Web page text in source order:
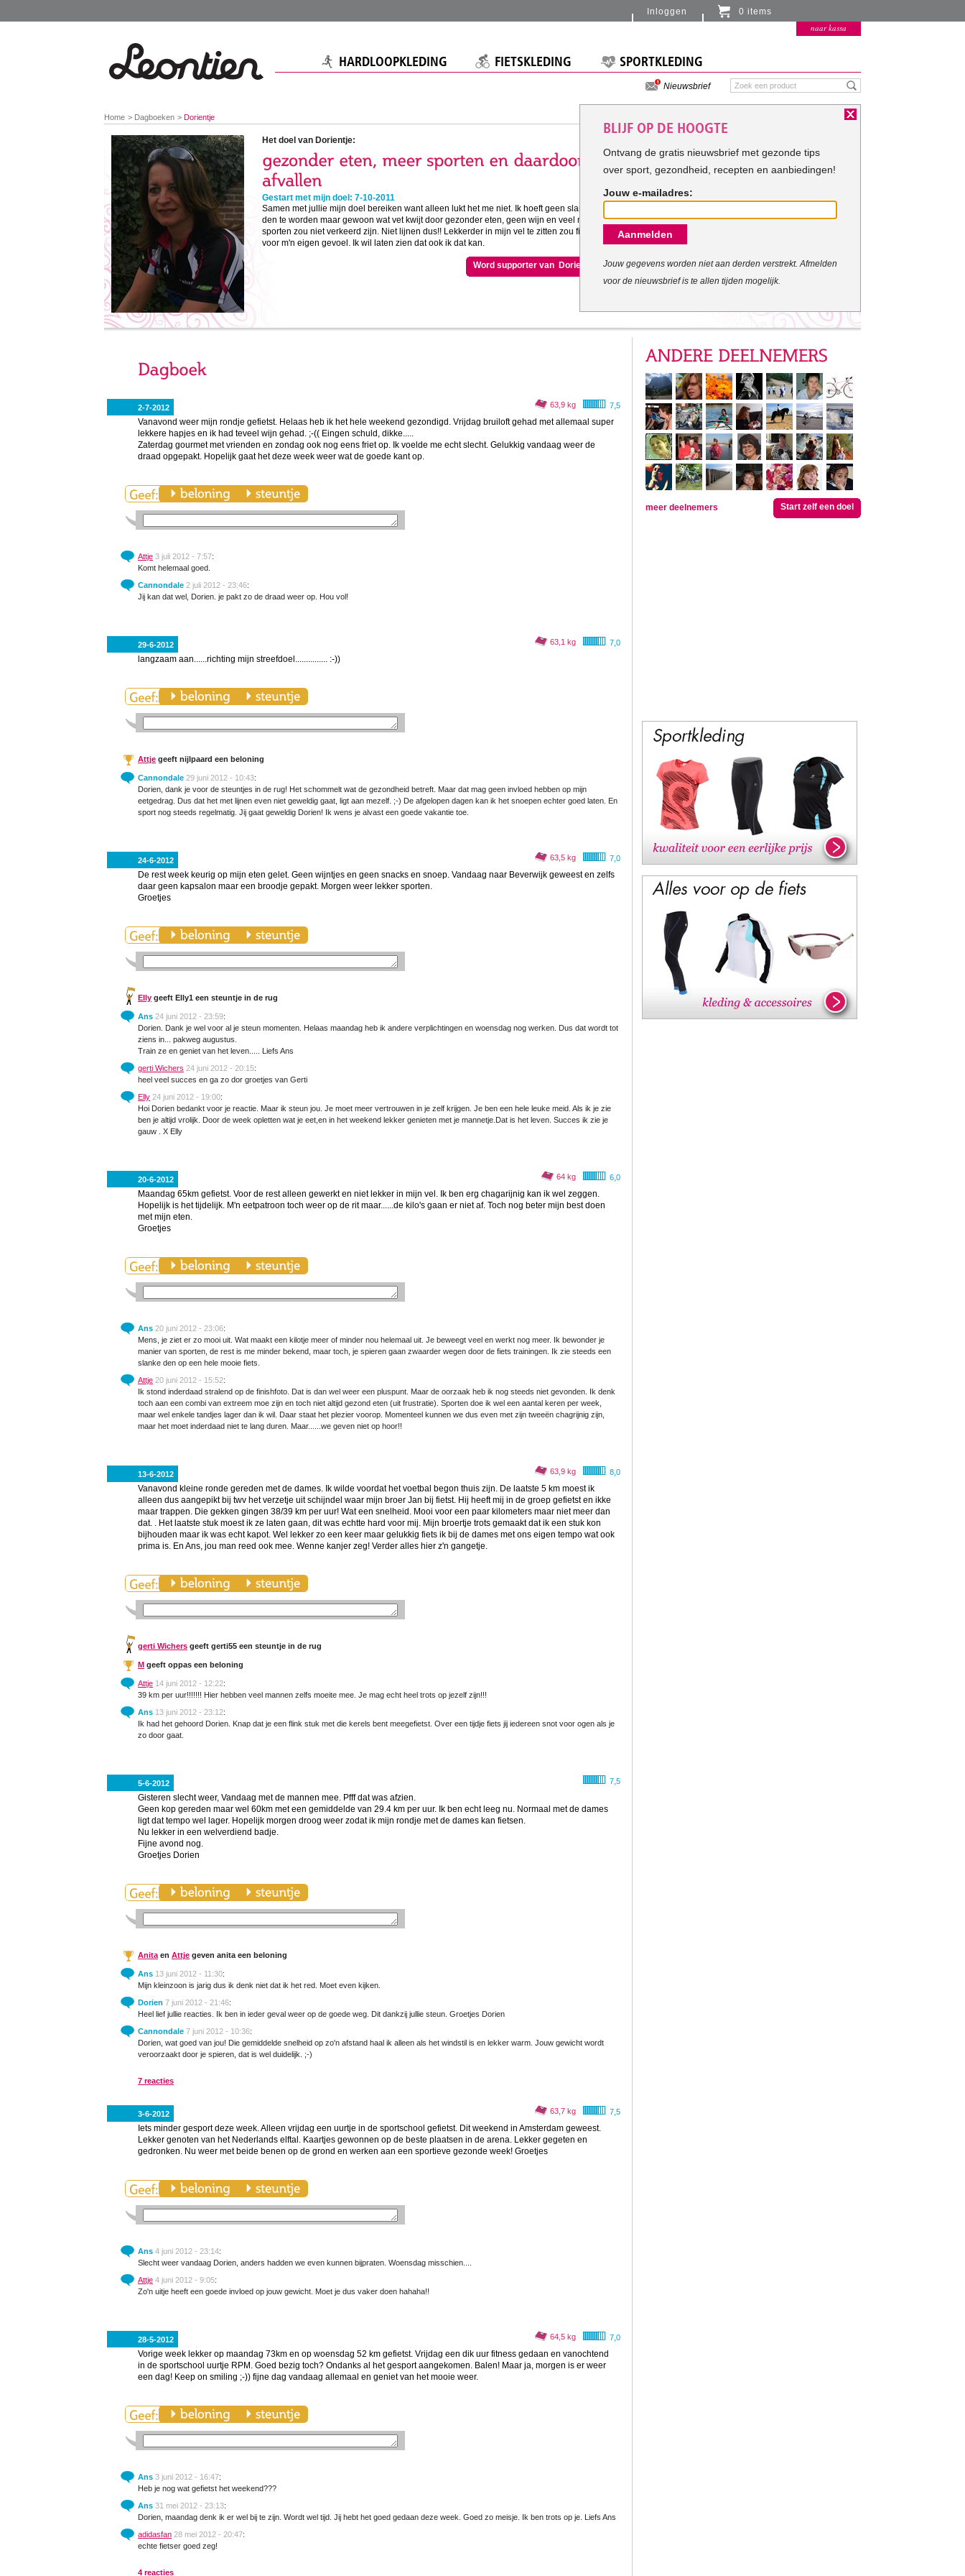
You
are
here:
Home Dagboeken Dorientje
Het doel van Dorientje:
Gestart met mijn doel: 7-10-2011
Samen met jullie mijn doel bereiken want alleen lukt het me niet. Ik hoeft geen slanke
den te worden maar gewoon wat vet kwijt door gezonder eten, geen wijn en veel meer
sporten zou niet verkeerd zijn. Niet lijnen dus!! Lekkerder in mijn vel te zitten zou fijn zijn
voor m'n eigen gevoel. Ik wil laten zien dat ook ik dat kan.
Word supporter van Dorientje
2-7-2012 7,5
63,9 kg
Vanavond weer mijn rondje gefietst. Helaas heb ik het hele weekend gezondigd. Vrijdag bruiloft gehad met allemaal super
lekkere hapjes en ik had teveel wijn gehad. ;-(( Eingen schuld, dikke.....
Zaterdag gourmet met vrienden en zondag ook nog eens friet op. Ik voelde me echt slecht. Gelukkig vandaag weer de
draad opgepakt. Hopelijk gaat het deze week weer wat de goede kant op.
Attje 3 juli 2012 - 7:57:
Komt helemaal goed.
Cannondale 2 juli 2012 - 23:46:
Jij kan dat wel, Dorien. je pakt zo de draad weer op. Hou vol!
29-6-2012 7,0
63,1 kg
langzaam aan......richting mijn streefdoel............... :-))
Attje geeft nijlpaard een beloning
Cannondale 29 juni 2012 - 10:43:
Dorien, dank je voor de steuntjes in de rug! Het schommelt wat de gezondheid betreft. Maar dat mag geen invloed hebben op mijn
eetgedrag. Dus dat het met lijnen even niet geweldig gaat, ligt aan mezelf. ;-) De afgelopen dagen kan ik het snoepen echter goed laten. En
sport nog steeds regelmatig. Jij gaat geweldig Dorien! Ik wens je alvast een goede vakantie toe.
24-6-2012 7,0
63,5 kg
De rest week keurig op mijn eten gelet. Geen wijntjes en geen snacks en snoep. Vandaag naar Beverwijk geweest en zelfs
daar geen kapsalon maar een broodje gepakt. Morgen weer lekker sporten.
Groetjes
Elly geeft Elly1 een steuntje in de rug
Ans 24 juni 2012 - 23:59:
Dorien. Dank je wel voor al je steun momenten. Helaas maandag heb ik andere verplichtingen en woensdag nog werken. Dus dat wordt tot
ziens in... pakweg augustus.
Train ze en geniet van het leven..... Liefs Ans
gerti Wichers 24 juni 2012 - 20:15:
heel veel succes en ga zo dor groetjes van Gerti
Elly 24 juni 2012 - 19:00:
Hoi Dorien bedankt voor je reactie. Maar ik steun jou. Je moet meer vertrouwen in je zelf krijgen. Je ben een hele leuke meid. Als ik je zie
ben je altijd vrolijk. Door de week opletten wat je eet,en in het weekend lekker genieten met je mannetje.Dat is het leven. Succes ik zie je
gauw . X Elly
20-6-2012 6,0
64 kg
Maandag 65km gefietst. Voor de rest alleen gewerkt en niet lekker in mijn vel. Ik ben erg chagarijnig kan ik wel zeggen.
Hopelijk is het tijdelijk. M'n eetpatroon toch weer op de rit maar......de kilo's gaan er niet af. Toch nog beter mijn best doen
met mijn eten.
Groetjes
Ans 20 juni 2012 - 23:06:
Mens, je ziet er zo mooi uit. Wat maakt een kilotje meer of minder nou helemaal uit. Je beweegt veel en werkt nog meer. Ik bewonder je
manier van sporten, de rest is me minder bekend, maar toch, je spieren gaan zwaarder wegen door de fiets trainingen. Ik zie steeds een
slanke den op een hele mooie fiets.
Attje 20 juni 2012 - 15:52:
Ik stond inderdaad stralend op de finishfoto. Dat is dan wel weer een pluspunt. Maar de oorzaak heb ik nog steeds niet gevonden. Ik denk
toch aan een combi van extreem moe zijn en toch niet altijd gezond eten (uit frustratie). Sporten doe ik wel een aantal keren per week,
maar wel enkele tandjes lager dan ik wil. Daar staat het plezier voorop. Momenteel kunnen we dus even met zijn tweeën chagrijnig zijn,
maar het moet inderdaad niet te lang duren. Maar......we geven niet op hoor!!
13-6-2012 8,0
63,9 kg
Vanavond kleine ronde gereden met de dames. Ik wilde voordat het voetbal begon thuis zijn. De laatste 5 km moest ik
alleen dus aangepikt bij twv het verzetje uit schijndel waar mijn broer Jan bij fietst. Hij heeft mij in de groep gefietst en ikke
maar trappen. Die gekken gingen 38/39 km per uur! Wat een snelheid. Mooi voor een paar kilometers maar niet meer dan
dat. . Het laatste stuk moest ik ze laten gaan, dit was echtte hard voor mij. Mijn broertje trots gemaakt dat ik een stuk kon
bijhouden maar ik was echt kapot. Wel lekker zo een keer maar gelukkig fiets ik bij de dames met ons eigen tempo wat ook
prima is. En Ans, jou man reed ook mee. Wenne kanjer zeg! Verder alles hier z'n gangetje.
gerti Wichers geeft gerti55 een steuntje in de rug
M geeft oppas een beloning
Attje 14 juni 2012 - 12:22:
39 km per uur!!!!!!! Hier hebben veel mannen zelfs moeite mee. Je mag echt heel trots op jezelf zijn!!!
Ans 13 juni 2012 - 23:12:
Ik had het gehoord Dorien. Knap dat je een flink stuk met die kerels bent meegefietst. Over een tijdje fiets jij iedereen snot voor ogen als je
zo door gaat.
5-6-2012 7,5
Gisteren slecht weer, Vandaag met de mannen mee. Pfff dat was afzien.
Geen kop gereden maar wel 60km met een gemiddelde van 29.4 km per uur. Ik ben echt leeg nu. Normaal met de dames
ligt dat tempo wel lager. Hopelijk morgen droog weer zodat ik mijn rondje met de dames kan fietsen.
Nu lekker in een welverdiend badje.
Fijne avond nog.
Groetjes Dorien
Anita en Attje geven anita een beloning
Ans 13 juni 2012 - 11:30:
Mijn kleinzoon is jarig dus ik denk niet dat ik het red. Moet even kijken.
Dorien 7 juni 2012 - 21:46:
Heel lief jullie reacties. Ik ben in ieder geval weer op de goede weg. Dit dankzij jullie steun. Groetjes Dorien
Cannondale 7 juni 2012 - 10:36:
Dorien, wat goed van jou! Die gemiddelde snelheid op zo'n afstand haal ik alleen als het windstil is en lekker warm. Jouw gewicht wordt
veroorzaakt door je spieren, dat is wel duidelijk. ;-)
7 reacties
3-6-2012 7,5
63,7 kg
Iets minder gesport deze week. Alleen vrijdag een uurtje in de sportschool gefietst. Dit weekend in Amsterdam geweest.
Lekker genoten van het Nederlands elftal. Kaartjes gewonnen op de beste plaatsen in de arena. Lekker gegeten en
gedronken. Nu weer met beide benen op de grond en werken aan een sportieve gezonde week! Groetjes
Ans 4 juni 2012 - 23:14:
Slecht weer vandaag Dorien, anders hadden we even kunnen bijpraten. Woensdag misschien....
Attje 4 juni 2012 - 9:05:
Zo'n uitje heeft een goede invloed op jouw gewicht. Moet je dus vaker doen hahaha!!
28-5-2012 7,0
64,5 kg
Vorige week lekker op maandag 73km en op woensdag 52 km gefietst. Vrijdag een dik uur fitness gedaan en vanochtend
in de sportschool uurtje RPM. Goed bezig toch? Ondanks al het gesport aangekomen. Balen! Maar ja, morgen is er weer
een dag! Keep on smiling ;-)) fijne dag vandaag allemaal en geniet van het mooie weer.
Ans 3 juni 2012 - 16:47:
Heb je nog wat gefietst het weekend???
Ans 31 mei 2012 - 23:13:
Dorien, maandag denk ik er wel bij te zijn. Wordt wel tijd. Jij hebt het goed gedaan deze week. Goed zo meisje. Ik ben trots op je. Liefs Ans
adidasfan 28 mei 2012 - 20:47:
echte fietser goed zeg!
4 reacties
meer deelnemers Start zelf een doel
HARDLOOPKLEDING FIETSKLEDING SPORTKLEDING
Nieuwsbrief
Inloggen 0 items
Er zitten momenteel geen artikelen in de
naar kassa
BLIJF OP DE HOOGTE
Ontvang de gratis nieuwsbrief met gezonde tips
over sport, gezondheid, recepten en aanbiedingen!
Jouw e-mailadres:
Aanmelden
Jouw gegevens worden niet aan derden verstrekt. Afmelden
voor de nieuwsbrief is te allen tijden mogelijk.